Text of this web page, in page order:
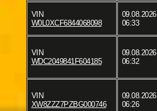
VIN
W0L0XCF6844068098
09.08.2026
06:33
VIN
WDC2049841F604185
09.08.2026
06:32
VIN
XW8ZZZ7PZBG000746
09.08.2026
06:26